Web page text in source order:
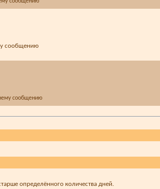
определённого количества дней.